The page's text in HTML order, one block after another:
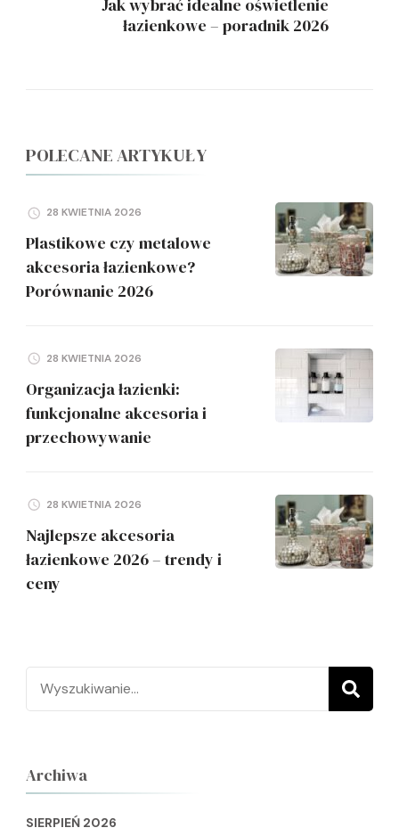
Jak wybrać idealne oświetlenie
łazienkowe – poradnik 2026
POLECANE ARTYKUŁY
28 KWIETNIA 2026
Plastikowe czy metalowe
akcesoria łazienkowe?
Porównanie 2026
28 KWIETNIA 2026
Organizacja łazienki:
funkcjonalne akcesoria i
przechowywanie
28 KWIETNIA 2026
Najlepsze akcesoria
łazienkowe 2026 – trendy i
ceny
Szukaj:
Archiwa
SIERPIEŃ 2026